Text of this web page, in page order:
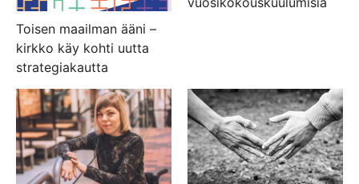
Toisen maailman ääni –
kirkko käy kohti uutta
strategiakautta